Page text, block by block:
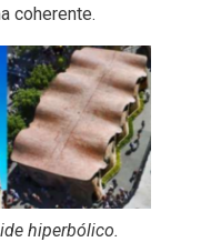
coherente.
hiperbólico.